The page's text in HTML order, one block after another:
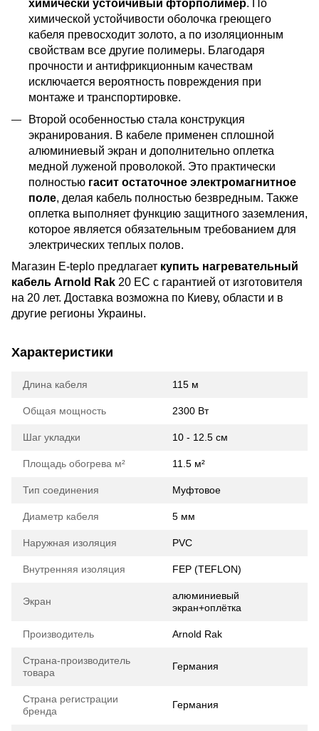
химически устойчивый фторполимер. По
химической устойчивости оболочка греющего
кабеля превосходит золото, а по изоляционным
свойствам все другие полимеры. Благодаря
прочности и антифрикционным качествам
исключается вероятность повреждения при
монтаже и транспортировке.
Второй особенностью стала конструкция
экранирования. В кабеле применен сплошной
алюминиевый экран и дополнительно оплетка
медной луженой проволокой. Это практически
полностью гасит остаточное электромагнитное
поле, делая кабель полностью безвредным. Также
оплетка выполняет функцию защитного заземления,
которое является обязательным требованием для
электрических теплых полов.
Магазин E-teplo предлагает купить нагревательный
кабель Arnold Rak 20 EC с гарантией от изготовителя
на 20 лет. Доставка возможна по Киеву, области и в
другие регионы Украины.
Характеристики
Длина кабеля 115 м
Общая мощность 2300 Вт
Шаг укладки 10 - 12.5 см
Площадь обогрева м² 11.5 м²
Тип соединения Муфтовое
Диаметр кабеля 5 мм
Наружная изоляция PVC
Внутренняя изоляция FEP (TEFLON)
Экран
алюминиевый
экран+оплётка
Производитель Arnold Rak
Страна-производитель
товара
Германия
Страна регистрации
бренда
Германия